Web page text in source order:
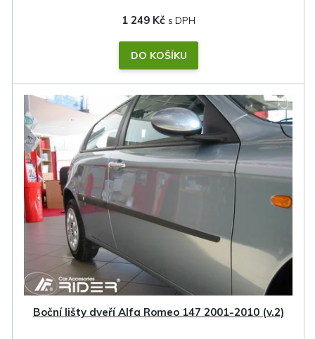
1 249 Kč
DO KOŠÍKU
Boční lišty dveří Alfa Romeo 147 2001-2010 (v.2)